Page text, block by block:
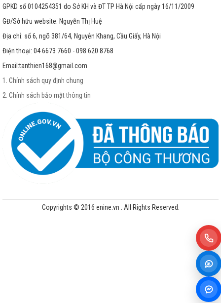
GPKD số 0104254351 do Sở KH và ĐT TP Hà Nội cấp ngày 16/11/2009
GĐ/Sở hữu website: Nguyễn Thị Huệ
Địa chỉ: số 6, ngõ 381/64, Nguyễn Khang, Cầu Giấy, Hà Nội
Điện thoại: 04 6673 7660 - 098 620 8768
Email:tanthien168@gmail.com
1. Chính sách quy định chung
2. Chính sách bảo mật thông tin
Copyrights © 2016 enine.vn . All Rights Reserved.